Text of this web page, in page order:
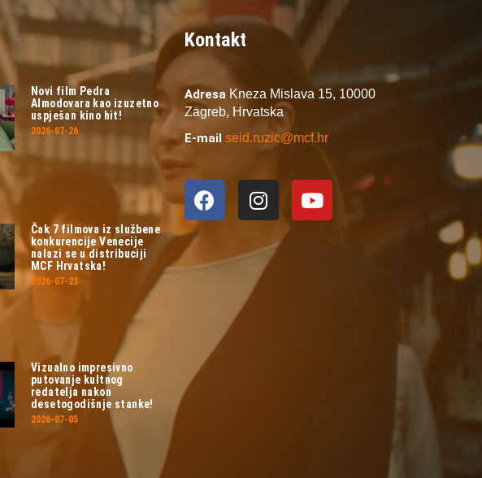
Novi film Pedra
Almodovara kao izuzetno
uspješan kino hit!
2026-07-26
Čak 7 filmova iz službene
konkurencije Venecije
nalazi se u distribuciji
MCF Hrvatska!
2026-07-23
Vizualno impresivno
putovanje kultnog
redatelja nakon
desetogodišnje stanke!
2026-07-05
Kontakt
Adresa Kneza Mislava 15, 10000
Zagreb, Hrvatska
E-mail seid.ruzic@mcf.hr